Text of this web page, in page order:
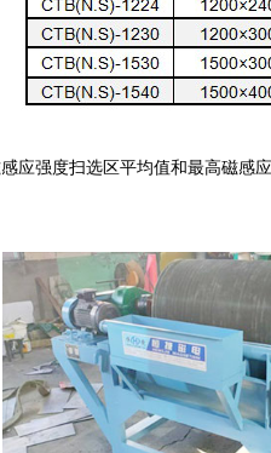
应强度扫选区平均值和最高磁感